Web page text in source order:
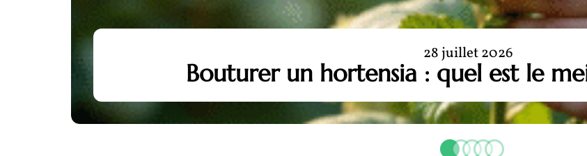
Bouturer un hortensia : quel est le
28 juillet 2026